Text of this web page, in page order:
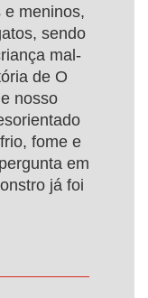
e meninos,
sendo
mal-
de O
nosso
fome e
em
já foi